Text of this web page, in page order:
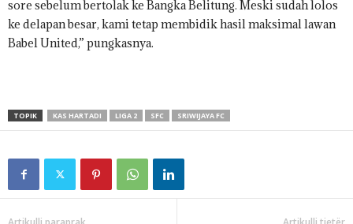
sore sebelum bertolak ke Bangka Belitung. Meski sudah lolos
ke delapan besar, kami tetap membidik hasil maksimal lawan
Babel United,” pungkasnya.
TOPIK KAS HARTADI LIGA 2 SFC SRIWIJAYA FC